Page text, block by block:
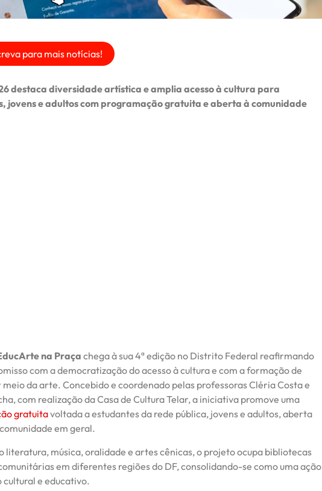
para mais notícias!
destaca diversidade artística e amplia acesso à cultura para
jovens e adultos com programação gratuita e aberta à comunidade
na Praça chega à sua 4ª edição no Distrito Federal reafirmando
com a democratização do acesso à cultura e com a formação de
meio da arte. Concebido e coordenado pelas professoras Cléria Costa e
com realização da Casa de Cultura Telar, a iniciativa promove uma
gratuitavoltada a estudantes da rede pública, jovens e adultos, aberta
em geral.
literatura, música, oralidade e artes cênicas, o projeto ocupa bibliotecas
em diferentes regiões do DF, consolidando-se como uma ação
cultural e educativo.